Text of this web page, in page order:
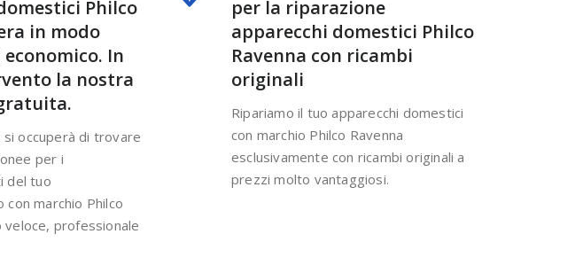
Philco
in modo
In
la nostra
occuperà di trovare
per i
del tuo
marchio Philco
veloce, professionale
per la riparazione
apparecchi domestici Philco
Ravenna con ricambi
originali
Ripariamo il tuo apparecchi domestici
con marchio Philco Ravenna
esclusivamente con ricambi originali a
prezzi molto vantaggiosi.